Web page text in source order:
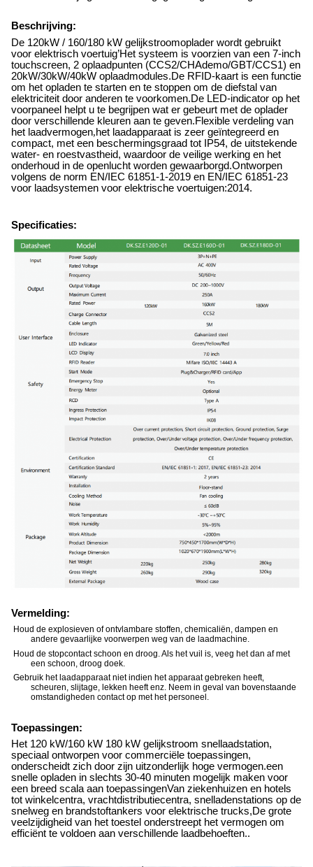
Beschrijving:
De 120kW / 160/180 kW gelijkstroomoplader wordt gebruikt
voor elektrisch voertuig’Het systeem is voorzien van een 7-inch
touchscreen, 2 oplaadpunten (CCS2/CHAdemo/GBT/CCS1) en
20kW/30kW/40kW oplaadmodules.De RFID-kaart is een functie
om het opladen te starten en te stoppen om de diefstal van
elektriciteit door anderen te voorkomen.De LED-indicator op het
voorpaneel helpt u te begrijpen wat er gebeurt met de oplader
door verschillende kleuren aan te geven.Flexible verdeling van
het laadvermogen,het laadapparaat is zeer geïntegreerd en
compact, met een beschermingsgraad tot IP54, de uitstekende
water- en roestvastheid, waardoor de veilige werking en het
onderhoud in de openlucht worden gewaarborgd.Ontworpen
volgens de norm EN/IEC 61851-1-2019 en EN/IEC 61851-23
voor laadsystemen voor elektrische voertuigen:2014.
Specificaties:
Vermelding:
Houd de explosieven of ontvlambare stoffen, chemicaliën, dampen en
andere gevaarlijke voorwerpen weg van de laadmachine.
Houd de stopcontact schoon en droog. Als het vuil is, veeg het dan af met
een schoon, droog doek.
Gebruik het laadapparaat niet indien het apparaat gebreken heeft,
scheuren, slijtage, lekken heeft enz. Neem in geval van bovenstaande
omstandigheden contact op met het personeel.
Toepassingen:
Het 120 kW/160 kW 180 kW gelijkstroom snellaadstation,
speciaal ontworpen voor commerciële toepassingen,
onderscheidt zich door zijn uitzonderlijk hoge vermogen.een
snelle opladen in slechts 30-40 minuten mogelijk maken voor
een breed scala aan toepassingenVan ziekenhuizen en hotels
tot winkelcentra, vrachtdistributiecentra, snelladenstations op de
snelweg en brandstoftankers voor elektrische trucks,De grote
veelzijdigheid van het toestel onderstreept het vermogen om
efficiënt te voldoen aan verschillende laadbehoeften..